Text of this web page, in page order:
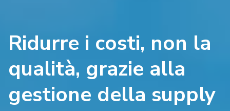
Ridurre i costi, non la
qualità, grazie alla
gestione della supply